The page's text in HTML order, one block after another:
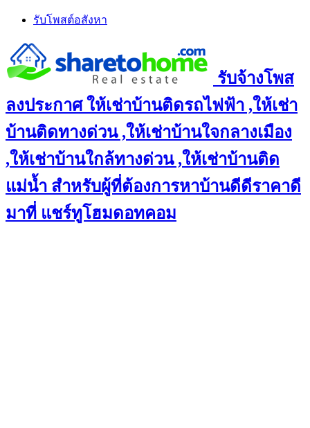
Skip
content
รับโพสต์อสังหา
รับจ้างโพส
ลงประกาศ ให้เช่าบ้านติดรถไฟฟ้า ,ให้เช่า
บ้านติดทางด่วน ,ให้เช่าบ้านใจกลางเมือง
,ให้เช่าบ้านใกล้ทางด่วน ,ให้เช่าบ้านติด
แม่น้ำ สำหรับผู้ที่ต้องการหาบ้านดีดีราคาดี
มาที่ แชร์ทูโฮมดอทคอม